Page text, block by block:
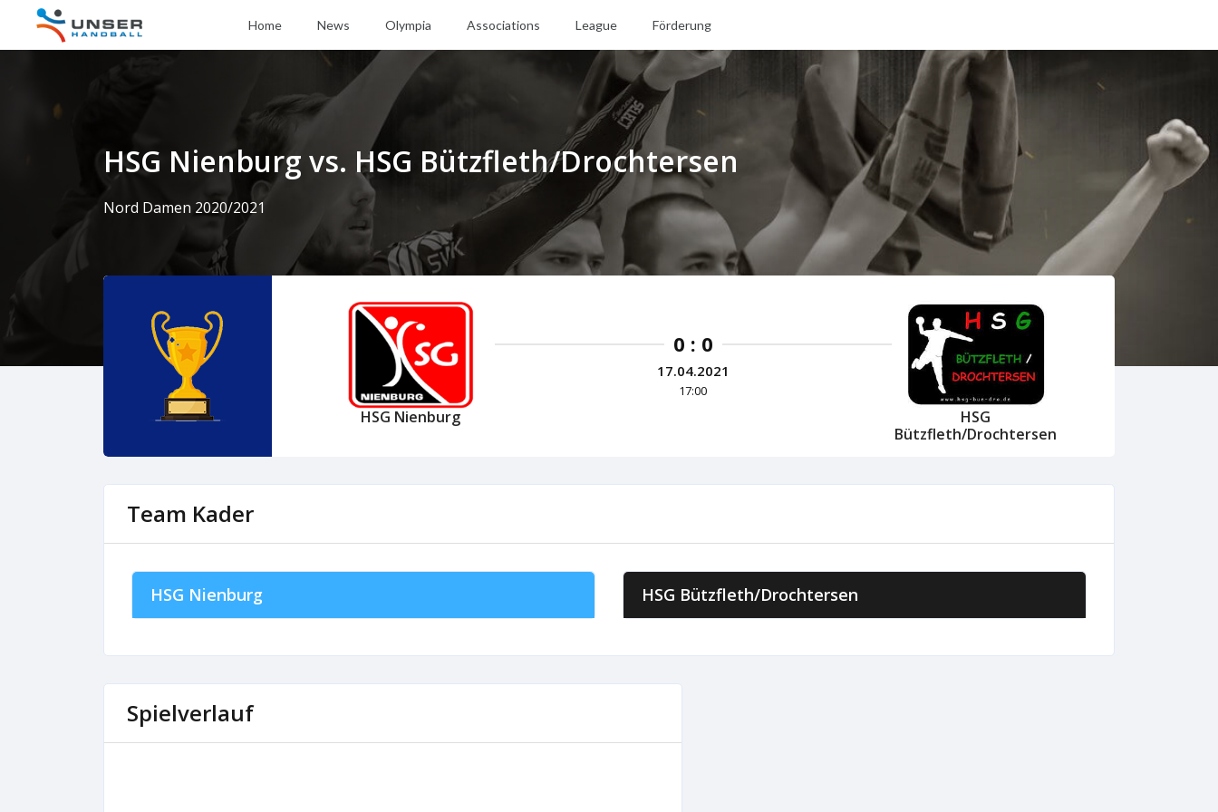
Home News Olympia Associations League Förderung
HSG Nienburg vs. HSG Bützfleth/Drochtersen
Nord Damen 2020/2021
HSG Nienburg
0 : 0
17.04.2021
17:00
HSG
Bützfleth/Drochtersen
Team Kader
HSG Nienburg HSG Bützfleth/Drochtersen
Spielverlauf